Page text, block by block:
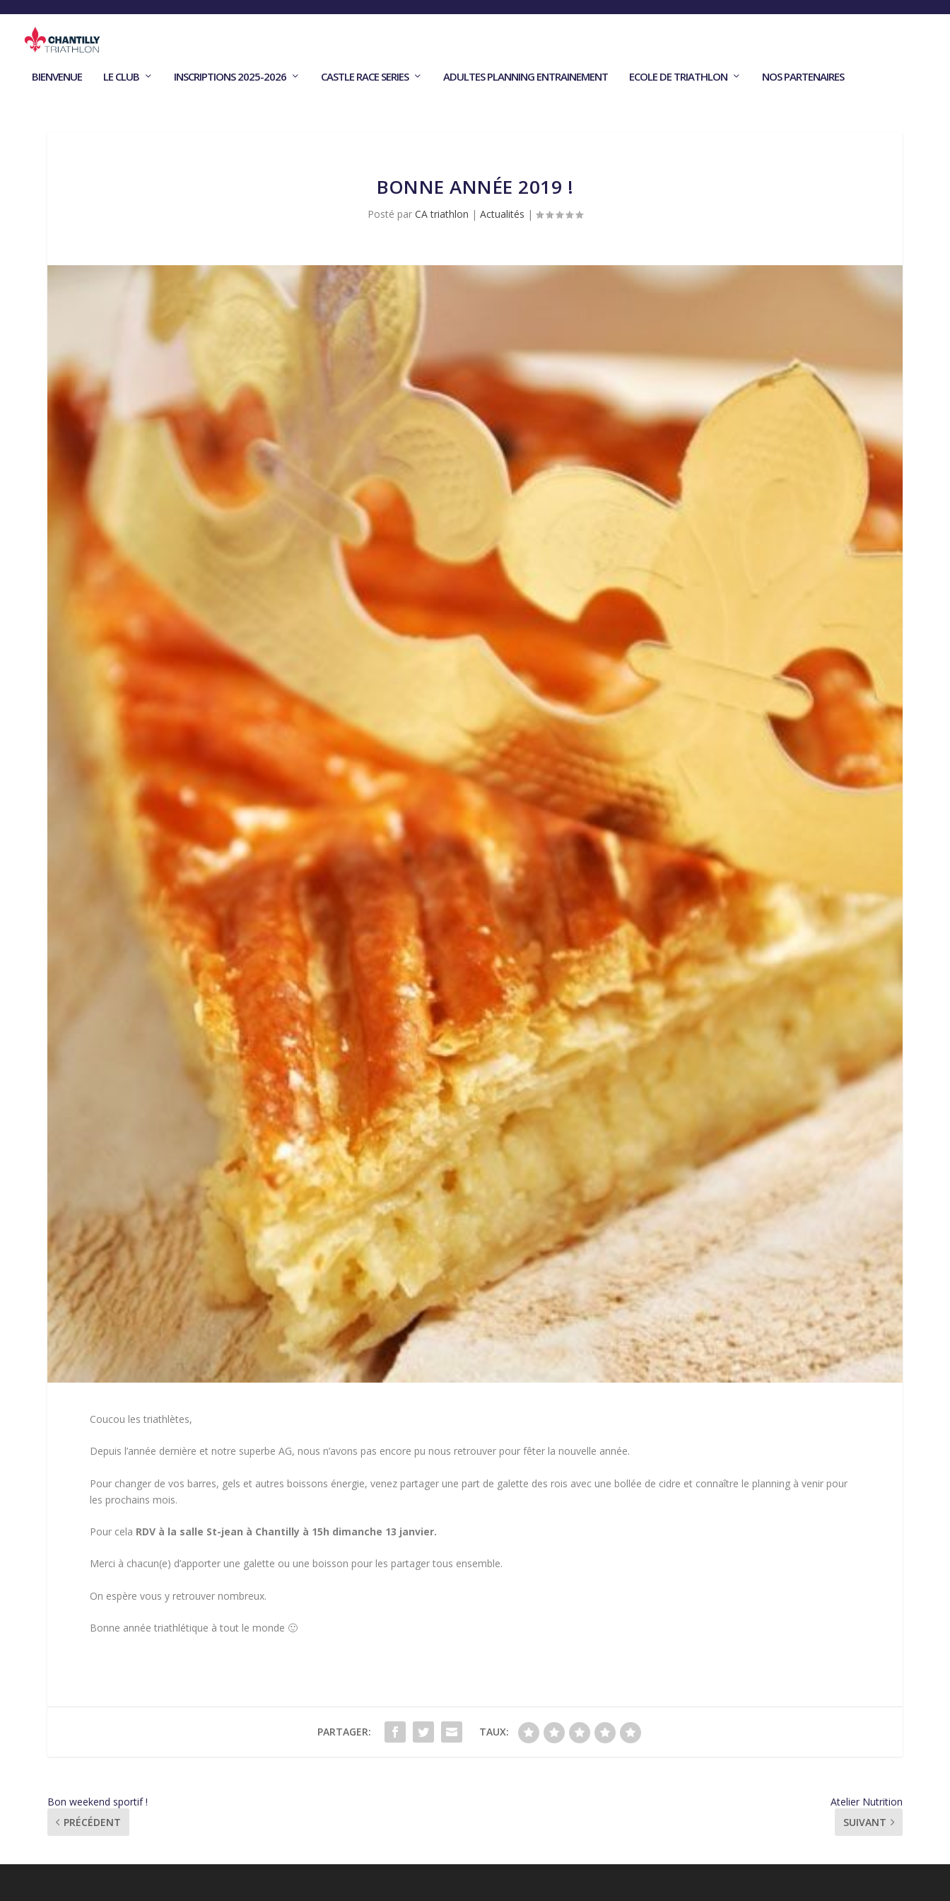
BIENVENUE LE CLUB INSCRIPTIONS 2025-2026 CASTLE RACE SERIES ADULTES PLANNING ENTRAINEMENT ECOLE DE TRIATHLON NOS PARTENAIRES
BONNE ANNÉE 2019 !
Posté par CA triathlon | Actualités |
Coucou les triathlètes,
Depuis l’année dernière et notre superbe AG, nous n’avons pas encore pu nous retrouver pour fêter la nouvelle année.
Pour changer de vos barres, gels et autres boissons énergie, venez partager une part de galette des rois avec une bollée de cidre et connaître le planning à venir pour
les prochains mois.
Pour cela RDV à la salle St-jean à Chantilly à 15h dimanche 13 janvier.
Merci à chacun(e) d’apporter une galette ou une boisson pour les partager tous ensemble.
On espère vous y retrouver nombreux.
Bonne année triathlétique à tout le monde 🙂
PARTAGER: TAUX:
Bon weekend sportif !
PRÉCÉDENT
Atelier Nutrition
SUIVANT